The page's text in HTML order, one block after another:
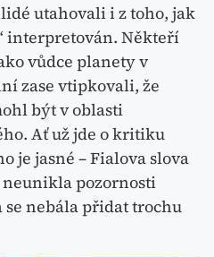
utahovali i z toho, jak
interpretován. Někteří
vůdce planety v
zase vtipkovali, že
být v oblasti
Ať už jde o kritiku
je jasné – Fialova slova
pozornosti
nebála přidat trochu